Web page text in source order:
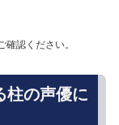
認ください。
柱の声優に